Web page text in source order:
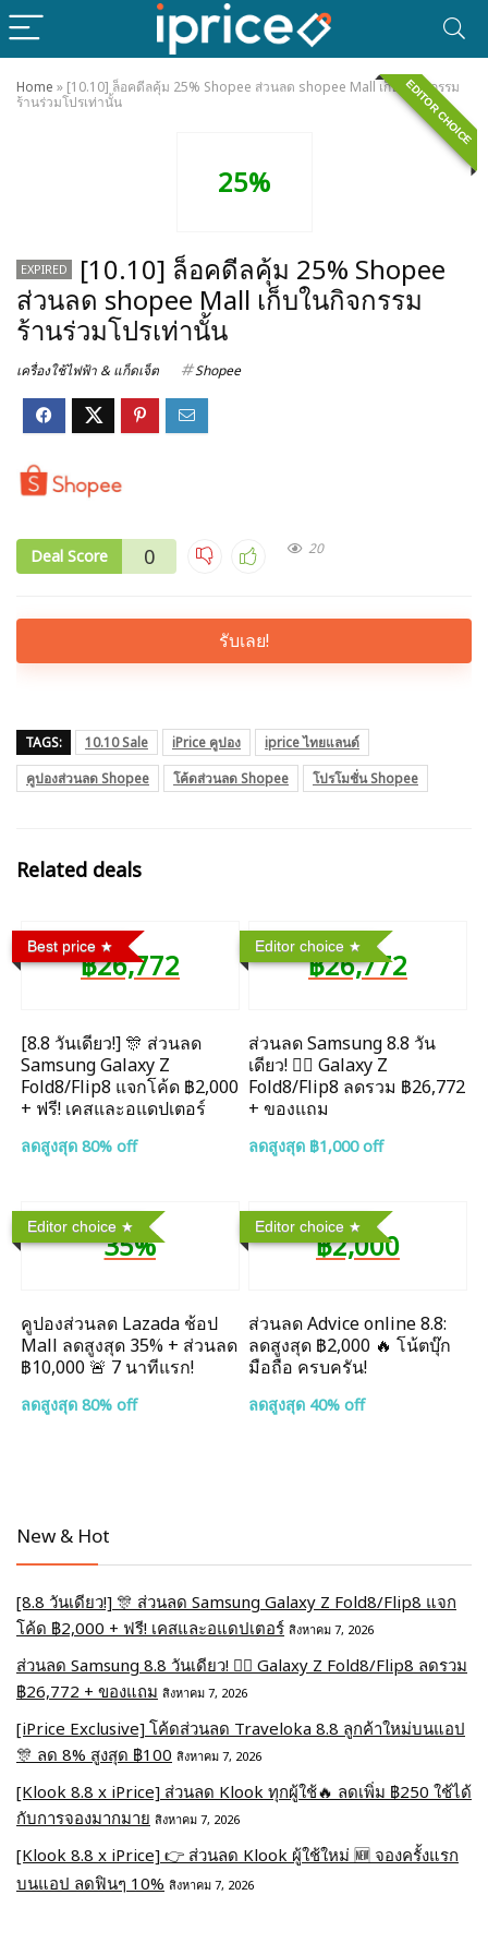
Home » [10.10] ล็อคดีลคุ้ม 25% Shopee ส่วนลด shopee Mall เก็บในกิจกรรม
ร้านร่วมโปรเท่านั้น
EDITOR CHOICE
25%
EXPIRED
[10.10] ล็อคดีลคุ้ม 25% Shopee
ส่วนลด shopee Mall เก็บในกิจกรรม
ร้านร่วมโปรเท่านั้น
เครื่องใช้ไฟฟ้า & แก็ดเจ็ต Shopee
Deal Score 0 20
รับเลย!
TAGS: 10.10 Sale iPrice คูปอง
iprice ไทยแลนด์
คูปองส่วนลด Shopee
โค้ดส่วนลด Shopee โปรโมชั่น Shopee
Related deals
Best price
฿26,772
[8.8 วันเดียว!] 🎊 ส่วนลด
Samsung Galaxy Z
Fold8/Flip8 แจกโค้ด ฿2,000
+ ฟรี! เคสและอแดปเตอร์
ลดสูงสุด 80% off
Editor choice
฿26,772
ส่วนลด Samsung 8.8 วัน
เดียว! ❤️‍🔥 Galaxy Z
Fold8/Flip8 ลดรวม ฿26,772
+ ของแถม
ลดสูงสุด ฿1,000 off
Editor choice
35%
คูปองส่วนลด Lazada ช้อป
Mall ลดสูงสุด 35% + ส่วนลด
฿10,000 🚨 7 นาทีแรก!
ลดสูงสุด 80% off
Editor choice
฿2,000
ส่วนลด Advice online 8.8:
ลดสูงสุด ฿2,000 🔥 โน้ตบุ๊ก
มือถือ ครบครัน!
ลดสูงสุด 40% off
New & Hot
[8.8 วันเดียว!] 🎊 ส่วนลด Samsung Galaxy Z Fold8/Flip8 แจก
โค้ด ฿2,000 + ฟรี! เคสและอแดปเตอร์ สิงหาคม 7, 2026
ส่วนลด Samsung 8.8 วันเดียว! ❤️‍🔥 Galaxy Z Fold8/Flip8 ลดรวม
฿26,772 + ของแถม สิงหาคม 7, 2026
[iPrice Exclusive] โค้ดส่วนลด Traveloka 8.8 ลูกค้าใหม่บนแอป
🎊 ลด 8% สูงสุด​ ฿100 สิงหาคม 7, 2026
[Klook 8.8 x iPrice] ส่วนลด Klook ทุกผู้ใช้🔥 ลดเพิ่ม ฿250 ใช้ได้
กับการจองมากมาย สิงหาคม 7, 2026
[Klook 8.8 x iPrice] 👉 ส่วนลด Klook ผู้ใช้ใหม่ 🆕 จองครั้งแรก
บนแอป ลดฟินๆ 10% สิงหาคม 7, 2026